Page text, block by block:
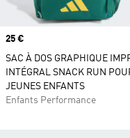
Prix
25 €
SAC À DOS GRAPHIQUE
INTÉGRAL SNACK RUN
JEUNES ENFANTS
Enfants Performance